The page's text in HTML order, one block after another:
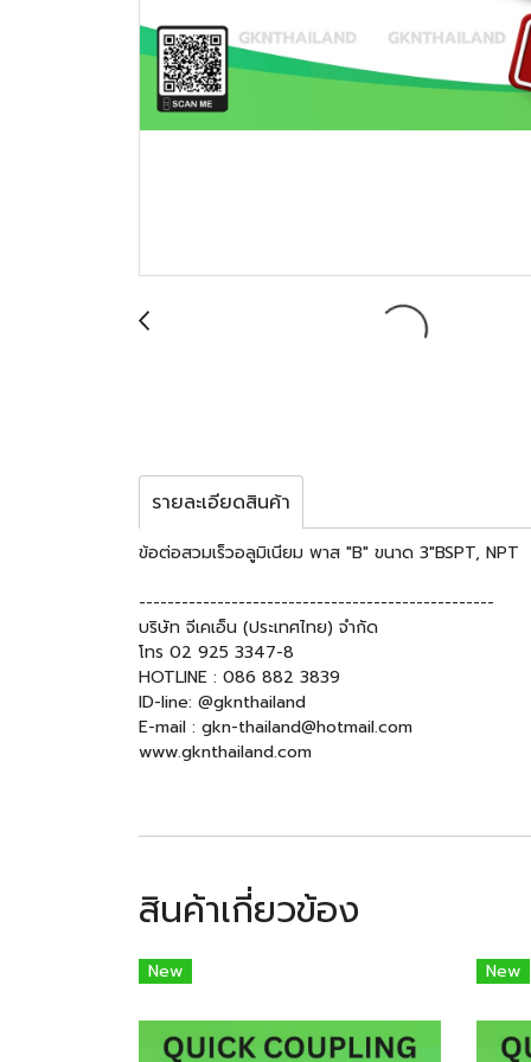
รายละเอียดสินค้า
ข้อต่อสวมเร็วอลูมิเนียม พาส "B" ขนาด 3"BSPT, NPT
--------------------------------------------------
บริษัท จีเคเอ็น (ประเทศไทย) จำกัด
โทร 02 925 3347-8
HOTLINE : 086 882 3839
ID-line: @gknthailand
E-mail : gkn-thailand@hotmail.com
www.gknthailand.com
สินค้าเกี่ยวข้อง
New New